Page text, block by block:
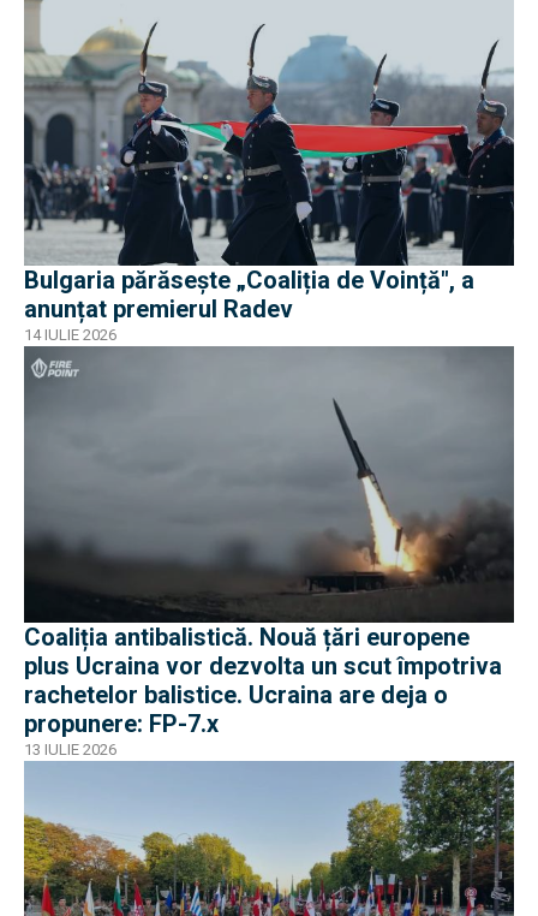
Bulgaria părăsește „Coaliția de Voință", a
anunțat premierul Radev
14 IULIE 2026
Coaliția antibalistică. Nouă țări europene
plus Ucraina vor dezvolta un scut împotriva
rachetelor balistice. Ucraina are deja o
propunere: FP-7.x
13 IULIE 2026